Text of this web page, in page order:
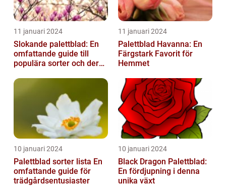
11 januari 2024
Slokande palettblad: En
omfattande guide till
populära sorter och deras
11 januari 2024
Palettblad Havanna: En
Färgstark Favorit för
Hemmet
10 januari 2024
Palettblad sorter lista En
omfattande guide för
trädgårdsentusiaster
10 januari 2024
Black Dragon Palettblad:
En fördjupning i denna
unika växt